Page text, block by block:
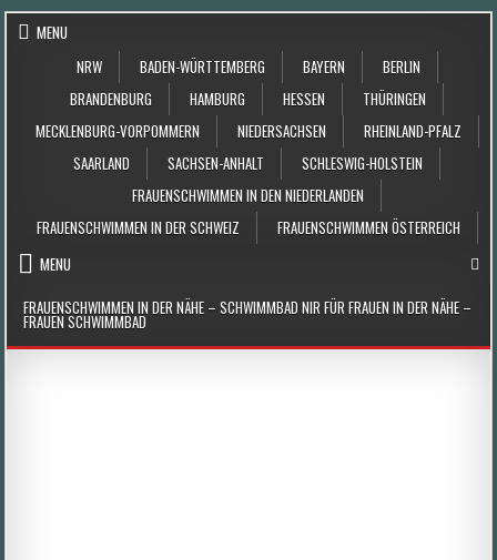
Skip to content
MENU
NRW
BADEN-WÜRTTEMBERG BAYERN
BERLIN
BRANDENBURG
HAMBURG HESSEN
THÜRINGEN
MECKLENBURG-VORPOMMERN
NIEDERSACHSEN
RHEINLAND-PFALZ
SAARLAND
SACHSEN-ANHALT
SCHLESWIG-HOLSTEIN
FRAUENSCHWIMMEN IN DEN NIEDERLANDEN
FRAUENSCHWIMMEN IN DER SCHWEIZ
FRAUENSCHWIMMEN ÖSTERREICH
MENU
FRAUENSCHWIMMEN IN DER NÄHE – SCHWIMMBAD NIR FÜR FRAUEN IN DER NÄHE –
FRAUEN SCHWIMMBAD